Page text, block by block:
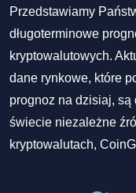
Przedstawiamy
długoterminowe
kryptowalutowych.
dane rynkowe, które
prognoz na dzisiaj,
świecie niezależne
kryptowalutach,